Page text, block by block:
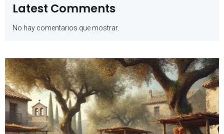
Latest Comments
No hay comentarios que mostrar.